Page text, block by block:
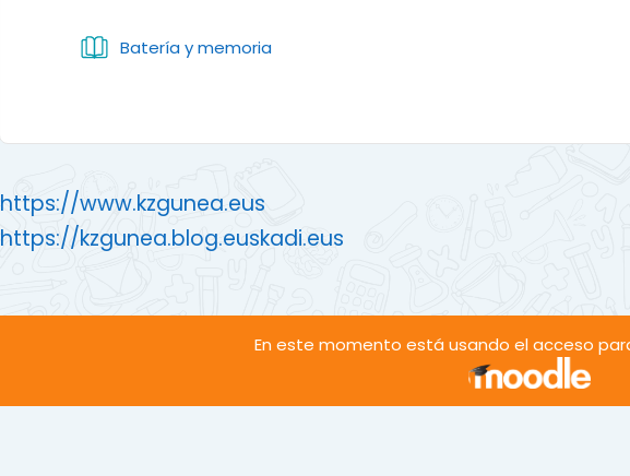
Batería y memoria
https://www.kzgunea.eus
https://kzgunea.blog.euskadi.eus
En este momento está usando el acceso